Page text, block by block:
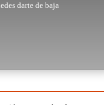
darte de baja